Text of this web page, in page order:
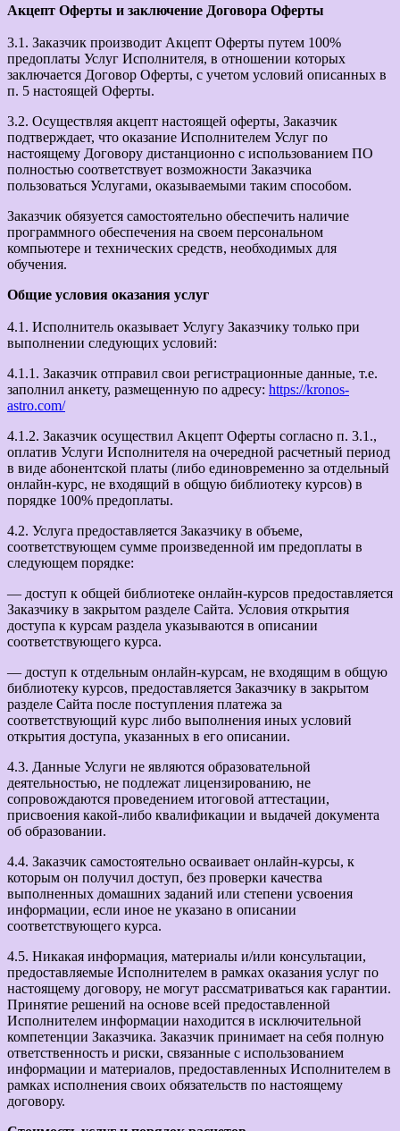
Акцепт Оферты и заключение Договора Оферты
3.1. Заказчик производит Акцепт Оферты путем 100%
предоплаты Услуг Исполнителя, в отношении которых
заключается Договор Оферты, с учетом условий описанных в
п. 5 настоящей Оферты.
3.2. Осуществляя акцепт настоящей оферты, Заказчик
подтверждает, что оказание Исполнителем Услуг по
настоящему Договору дистанционно с использованием ПО
полностью соответствует возможности Заказчика
пользоваться Услугами, оказываемыми таким способом.
Заказчик обязуется самостоятельно обеспечить наличие
программного обеспечения на своем персональном
компьютере и технических средств, необходимых для
обучения.
Общие условия оказания услуг
4.1. Исполнитель оказывает Услугу Заказчику только при
выполнении следующих условий:
4.1.1. Заказчик отправил свои регистрационные данные, т.е.
заполнил анкету, размещенную по адресу: https://kronos-
astro.com/
4.1.2. Заказчик осуществил Акцепт Оферты согласно п. 3.1.,
оплатив Услуги Исполнителя на очередной расчетный период
в виде абонентской платы (либо единовременно за отдельный
онлайн-курс, не входящий в общую библиотеку курсов) в
порядке 100% предоплаты.
4.2. Услуга предоставляется Заказчику в объеме,
соответствующем сумме произведенной им предоплаты в
следующем порядке:
— доступ к общей библиотеке онлайн-курсов предоставляется
Заказчику в закрытом разделе Сайта. Условия открытия
доступа к курсам раздела указываются в описании
соответствующего курса.
— доступ к отдельным онлайн-курсам, не входящим в общую
библиотеку курсов, предоставляется Заказчику в закрытом
разделе Сайта после поступления платежа за
соответствующий курс либо выполнения иных условий
открытия доступа, указанных в его описании.
4.3. Данные Услуги не являются образовательной
деятельностью, не подлежат лицензированию, не
сопровождаются проведением итоговой аттестации,
присвоения какой-либо квалификации и выдачей документа
об образовании.
4.4. Заказчик самостоятельно осваивает онлайн-курсы, к
которым он получил доступ, без проверки качества
выполненных домашних заданий или степени усвоения
информации, если иное не указано в описании
соответствующего курса.
4.5. Никакая информация, материалы и/или консультации,
предоставляемые Исполнителем в рамках оказания услуг по
настоящему договору, не могут рассматриваться как гарантии.
Принятие решений на основе всей предоставленной
Исполнителем информации находится в исключительной
компетенции Заказчика. Заказчик принимает на себя полную
ответственность и риски, связанные с использованием
информации и материалов, предоставленных Исполнителем в
рамках исполнения своих обязательств по настоящему
договору.